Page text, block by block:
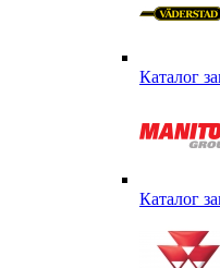
Каталог
Каталог